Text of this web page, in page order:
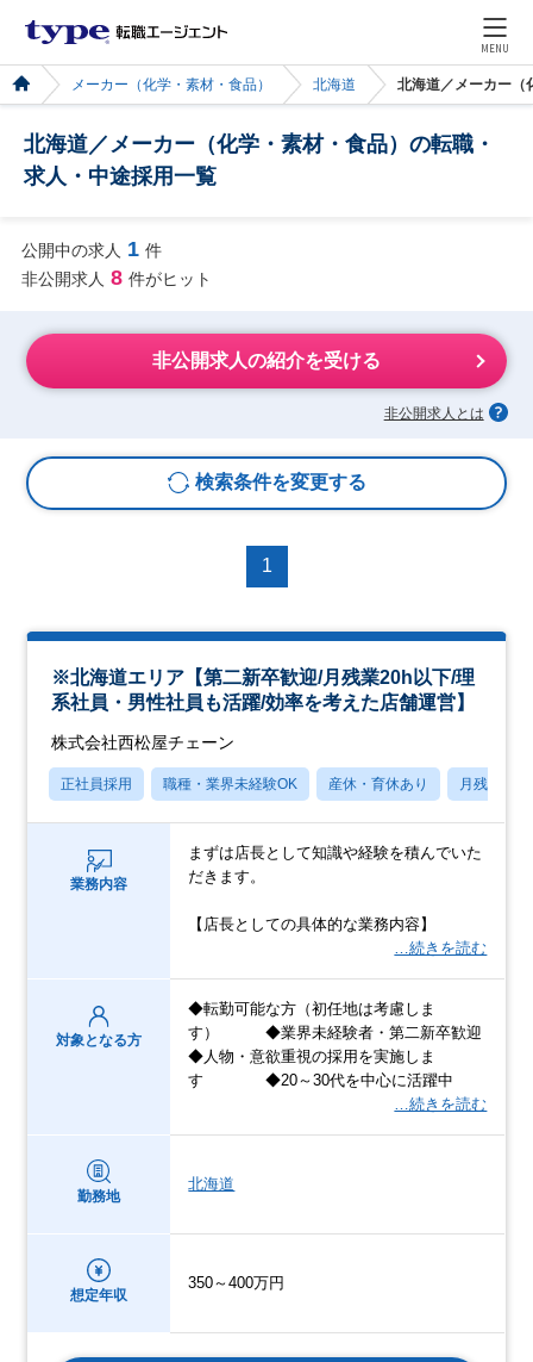
MENU
メーカー（化学・素材・食品） 北海道 北海道／メーカー（
北海道／メーカー（化学・素材・食品）の転職・
求人・中途採用一覧
公開中の求人 1 件
非公開求人 8 件がヒット
非公開求人の紹介を受ける
非公開求人とは
検索条件を変更する
1
※北海道エリア【第二新卒歓迎/月残業20h以下/理
系社員・男性社員も活躍/効率を考えた店舗運営】
株式会社西松屋チェーン
正社員採用 職種・業界未経験OK 産休・育休あり 月残業20
業務内容
まずは店長として知識や経験を積んでいた
だきます。
【店長としての具体的な業務内容】
…続きを読む
対象となる方
◆転勤可能な方（初任地は考慮しま
す） ◆業界未経験者・第二新卒歓迎
◆人物・意欲重視の採用を実施しま
す ◆20～30代を中心に活躍中
…続きを読む
勤務地
北海道
想定年収
350～400万円